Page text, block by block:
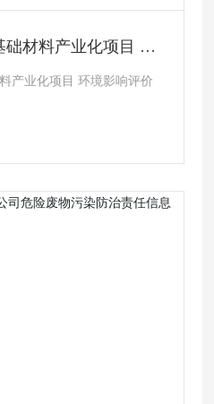
材料产业化项目 环
示
产业化项目 环境影响评价